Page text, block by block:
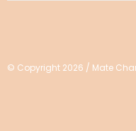
© Copyright 2026 / Mate